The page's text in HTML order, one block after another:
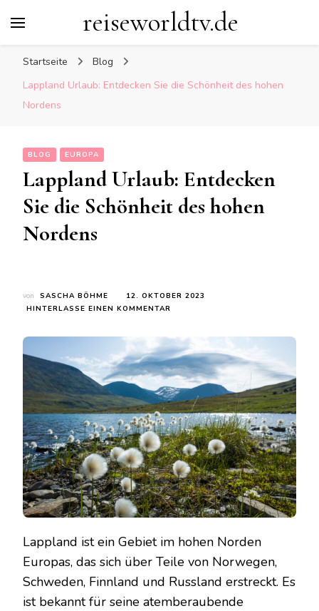
reiseworldtv.de
Startseite
Blog
Lappland Urlaub: Entdecken Sie die Schönheit des hohen
Nordens
BLOG EUROPA
Lappland Urlaub: Entdecken
Sie die Schönheit des hohen
Nordens
von SASCHA BÖHME
12. OKTOBER 2023
HINTERLASSE EINEN KOMMENTAR
ENTDECKEN
SIE
DIE
SCHÖNHEIT
DES
HOHEN
NORDENS
Lappland ist ein Gebiet im hohen Norden
Europas, das sich über Teile von Norwegen,
Schweden, Finnland und Russland erstreckt. Es
ist bekannt für seine atemberaubende